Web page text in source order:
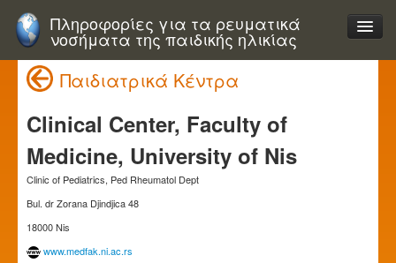
Πληροφορίες για τα ρευματικά
νοσήματα της παιδικής ηλικίας
Παιδιατρικά Κέντρα
Clinical Center, Faculty of
Medicine, University of Nis
Clinic of Pediatrics, Ped Rheumatol Dept
Bul. dr Zorana Djindjica 48
18000 Nis
www.medfak.ni.ac.rs